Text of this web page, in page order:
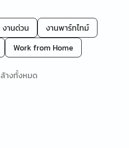
งานด่วน
งานพาร์ทไทม์
Work from Home
ล้างทั้งหมด